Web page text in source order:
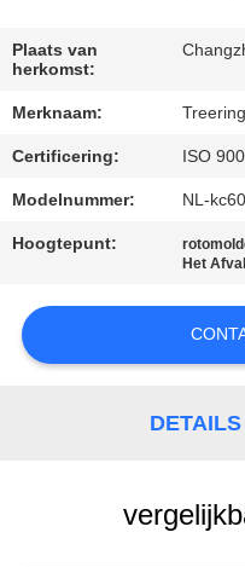
CONTACTEER
VERZOEK
OM EEN
CITAAT
SITEMAP
Plaats van
herkomst:
Merknaam: Treering
Certificering: ISO
Modelnummer: NL-
Hoogtepunt:
Het